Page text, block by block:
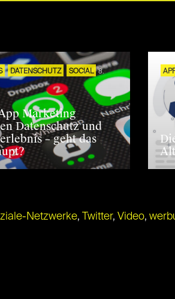
DATENSCHUTZ SOCIAL
8.
Marketing
Datenschutz und
– geht das
Netzwerke, Twitter, Video,